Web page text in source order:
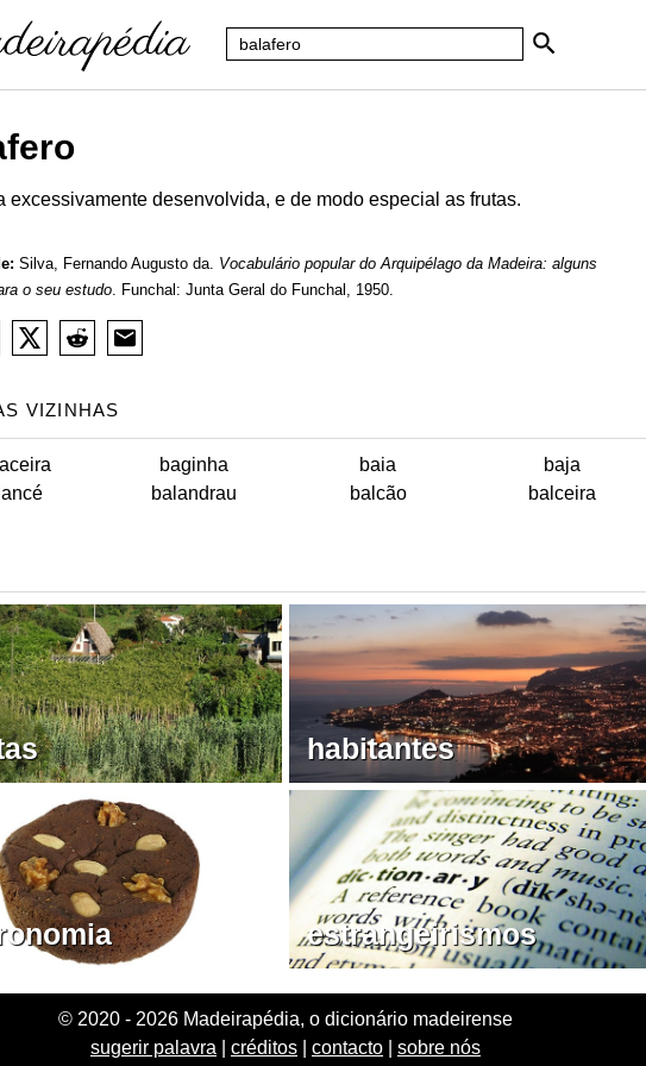
excessivamente desenvolvida, e de modo especial as frutas.
Silva, Fernando Augusto da. Vocabulário popular do Arquipélago da Madeira: alguns
o seu estudo. Funchal: Junta Geral do Funchal, 1950.
VIZINHAS
baginha baia
baja
balandrau balcão balceira
habitantes
estrangeirismos
© 2020 - 2026 Madeirapédia, o dicionário madeirense
sugerir palavra
créditos contacto sobre nós